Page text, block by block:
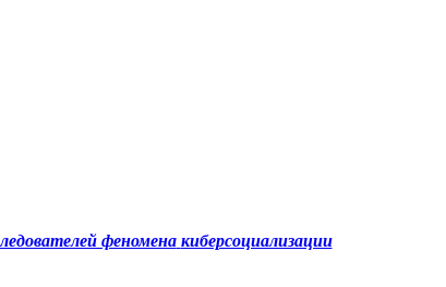
феномена киберсоциализации